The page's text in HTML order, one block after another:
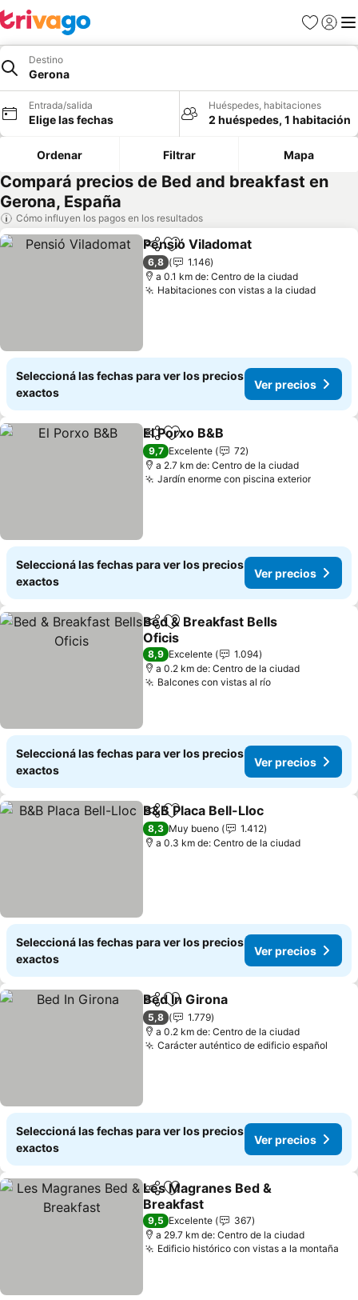
Favoritos
Iniciar
Destino
Gerona
Entrada/salida
Elige las fechas
Huéspedes, habitaciones
2 huéspedes, 1 habitación
Ordenar Filtrar Mapa
Compará precios de Bed and breakfast en
Gerona, España
Cómo influyen los pagos en los resultados
CompartirAñadir a favoritos
Pensió Viladomat
6,8
1.146
a 0.1 km de: Centro de la ciudad
Habitaciones con vistas a la ciudad
Seleccioná las fechas para ver los precios
exactos
Ver precios
CompartirAñadir a favoritos
El Porxo B&B
9,7 Excelente
72
a 2.7 km de: Centro de la ciudad
Jardín enorme con piscina exterior
Seleccioná las fechas para ver los precios
exactos
Ver precios
CompartirAñadir a favoritos
Bed & Breakfast Bells
Oficis
8,9 Excelente
1.094
a 0.2 km de: Centro de la ciudad
Balcones con vistas al río
Seleccioná las fechas para ver los precios
exactos
Ver precios
CompartirAñadir a favoritos
B&B Placa Bell-Lloc
8,3 Muy bueno
1.412
a 0.3 km de: Centro de la ciudad
Seleccioná las fechas para ver los precios
exactos
Ver precios
CompartirAñadir a favoritos
Bed In Girona
5,8
1.779
a 0.2 km de: Centro de la ciudad
Carácter auténtico de edificio español
Seleccioná las fechas para ver los precios
exactos
Ver precios
CompartirAñadir a favoritos
Les Magranes Bed &
Breakfast
9,5 Excelente
367
a 29.7 km de: Centro de la ciudad
Edificio histórico con vistas a la montaña